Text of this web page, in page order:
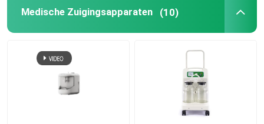
Medische Zuigingsapparaten (10)